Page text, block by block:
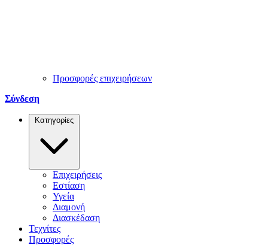
Προσφορές επιχειρήσεων
Σύνδεση
Κατηγορίες
Επιχειρήσεις
Εστίαση
Υγεία
Διαμονή
Διασκέδαση
Τεχνίτες
Προσφορές